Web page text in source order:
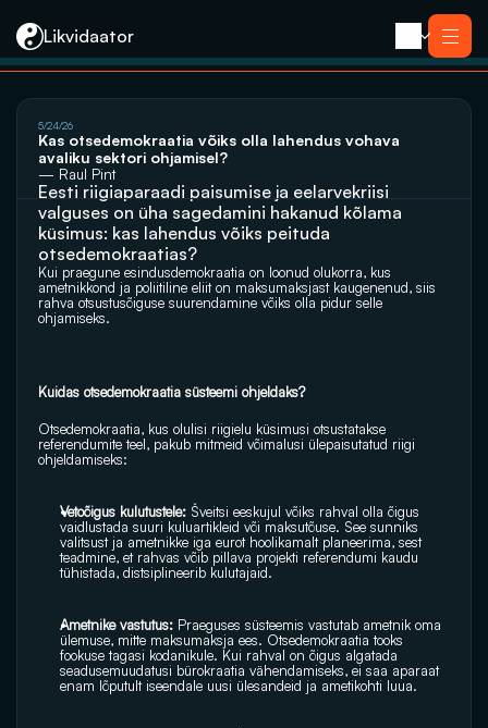
Likvidaator
Services
Liquidation with Sale
Liquidation
Reorganization
Bankruptcy
Closing an E-resident’s Company
Services
Liquidation with Sale
Liquidation
Reorganization
Bankruptcy
Closing an E-resident’s Company
Contact
5/24/26
Kas otsedemokraatia võiks olla lahendus vohava
avaliku sektori ohjamisel?
— Raul Pint
Eesti riigiaparaadi paisumise ja eelarvekriisi
valguses on üha sagedamini hakanud kõlama
küsimus: kas lahendus võiks peituda
otsedemokraatias?
Kui praegune esindusdemokraatia on loonud olukorra, kus
ametnikkond ja poliitiline eliit on maksumaksjast kaugenenud, siis
rahva otsustusõiguse suurendamine võiks olla pidur selle
ohjamiseks.
Kuidas otsedemokraatia süsteemi ohjeldaks?
Otsedemokraatia, kus olulisi riigielu küsimusi otsustatakse
referendumite teel, pakub mitmeid võimalusi ülepaisutatud riigi
ohjeldamiseks:
Vetoõigus kulutustele: Šveitsi eeskujul võiks rahval olla õigus
vaidlustada suuri kuluartikleid või maksutõuse. See sunniks
valitsust ja ametnikke iga eurot hoolikamalt planeerima, sest
teadmine, et rahvas võib pillava projekti referendumi kaudu
tühistada, distsiplineerib kulutajaid.
Ametnike vastutus: Praeguses süsteemis vastutab ametnik oma
ülemuse, mitte maksumaksja ees. Otsedemokraatia tooks
fookuse tagasi kodanikule. Kui rahval on õigus algatada
seadusemuudatusi bürokraatia vähendamiseks, ei saa aparaat
enam lõputult iseendale uusi ülesandeid ja ametikohti luua.